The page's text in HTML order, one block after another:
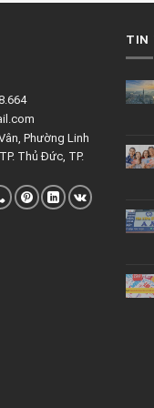
Phường Linh
Thủ Đức, TP.
TIN